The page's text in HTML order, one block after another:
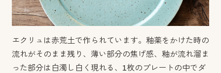
エクリュは赤荒土で作られています。釉薬をかけた時の
流れがそのまま残り、薄い部分の焦げ感、釉が流れ溜ま
った部分は白濁し白く現れる、1枚のプレートの中でダ